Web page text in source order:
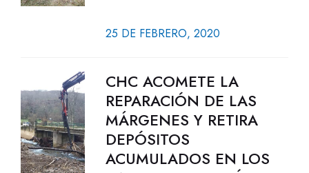
25 DE FEBRERO, 2020
CHC ACOMETE LA
REPARACIÓN DE LAS
MÁRGENES Y RETIRA
DEPÓSITOS
ACUMULADOS EN LOS